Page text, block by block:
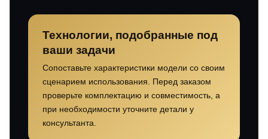
Технологии, подобранные под
ваши задачи
Сопоставьте характеристики модели со своим
сценарием использования. Перед заказом
проверьте комплектацию и совместимость, а
при необходимости уточните детали у
консультанта.